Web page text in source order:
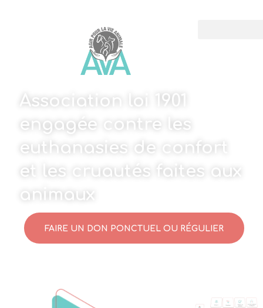
Association loi 1901
engagée contre les
euthanasies de confort
et les cruautés faites aux
animaux
FAIRE UN DON PONCTUEL OU RÉGULIER